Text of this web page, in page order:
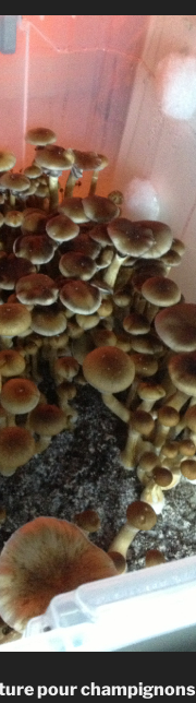
pour champignons